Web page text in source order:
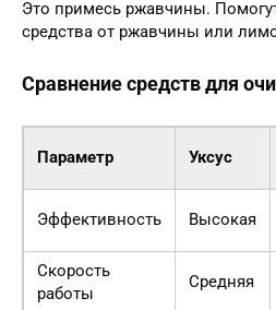
Это примесь ржавчины.
средства от ржавчины или
Сравнение средств для
Параметр Уксус
Эффективность Высокая
Скорость
работы
Средняя